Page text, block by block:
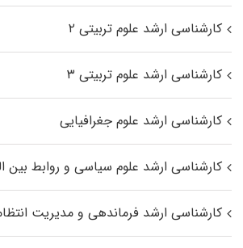
کارشناسی ارشد علوم تربیتی ۲
کارشناسی ارشد علوم تربیتی ۳
کارشناسی ارشد علوم جغرافیایی
کارشناسی ارشد علوم سیاسی و روابط بین
کارشناسی ارشد فرماندهی و مدیریت